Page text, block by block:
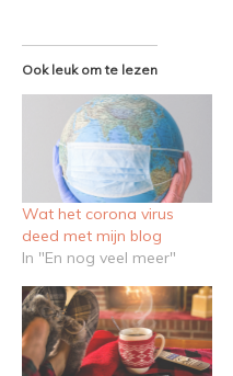
Ook leuk om te lezen
Wat het corona virus
deed met mijn blog
In "En nog veel meer"